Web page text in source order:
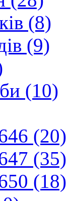
(8)
(9)
(10)
(20)
(35)
(18)